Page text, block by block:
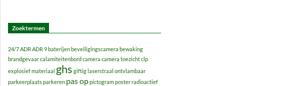
Zoektermen
24/7ADRADR 9baterijenbeveiligingscamera bewaking
brandgevaarcalamiteitenbordcamera camera toezichtclp
explosief materiaal ghs giftig laserstraal ontvlambaar
parkeerplaatsparkeren pas oppictogramposterradioactief